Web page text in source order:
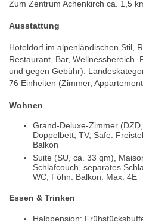
Zum Zentrum Achenkirch ca. 1,5
Ausstattung
Hoteldorf im alpenländischen Stil,
Restaurant, Bar, Wellnessbereich.
und gegen Gebühr).
76 Einheiten (Zimmer,
Wohnen
Grand-Deluxe-Zimmer
Doppelbett, TV, Safe.
Balkon
Suite (SU, ca. 33 qm),
Schlafcouch, separates
WC, Föhn. Balkon. Max. 4E
Essen & Trinken
Halbpension: